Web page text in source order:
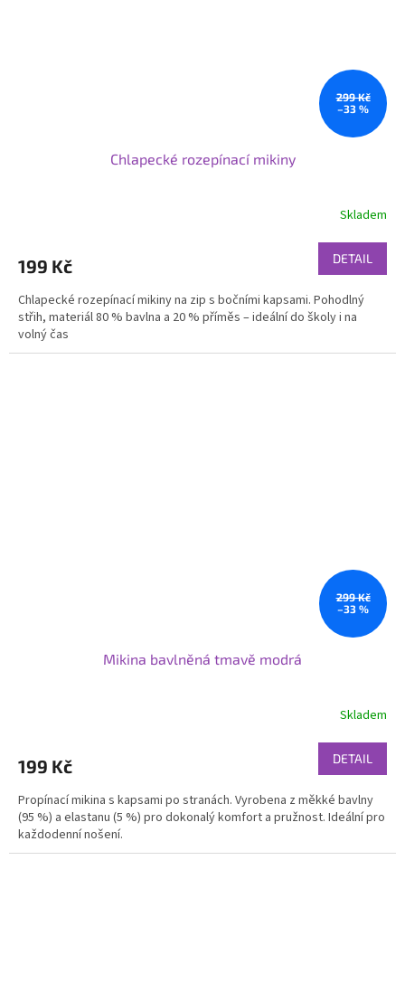
299 Kč
–33 %
Chlapecké rozepínací mikiny
Skladem
199 Kč DETAIL
Chlapecké rozepínací mikiny na zip s bočními kapsami. Pohodlný
střih, materiál 80 % bavlna a 20 % příměs – ideální do školy i na
volný čas
299 Kč
–33 %
Mikina bavlněná tmavě modrá
Skladem
199 Kč DETAIL
Propínací mikina s kapsami po stranách. Vyrobena z měkké bavlny
(95 %) a elastanu (5 %) pro dokonalý komfort a pružnost. Ideální pro
každodenní nošení.